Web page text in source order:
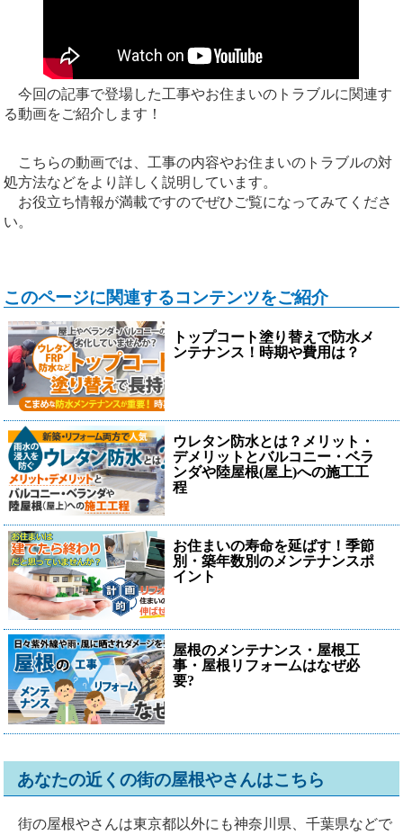
今回の記事で登場した工事やお住まいのトラブルに関連す
る動画をご紹介します！
こちらの動画では、工事の内容やお住まいのトラブルの対
処方法などをより詳しく説明しています。
お役立ち情報が満載ですのでぜひご覧になってみてくださ
い。
このページに関連するコンテンツをご紹介
トップコート塗り替えで防水メ
ンテナンス！時期や費用は？
ウレタン防水とは？メリット・
デメリットとバルコニー・ベラ
ンダや陸屋根(屋上)への施工工
程
お住まいの寿命を延ばす！季節
別・築年数別のメンテナンスポ
イント
屋根のメンテナンス・屋根工
事・屋根リフォームはなぜ必
要?
あなたの近くの街の屋根やさんはこちら
街の屋根やさんは東京都以外にも神奈川県、千葉県などで